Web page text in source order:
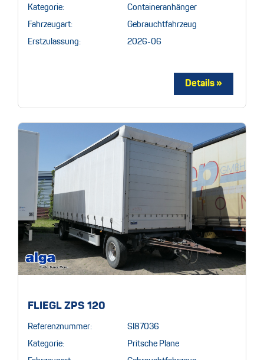
Kategorie: Containeranhänger
Fahrzeugart: Gebrauchtfahrzeug
Erstzulassung: 2026-06
FLIEGL ZPS 120
Referenznummer: SI87036
Kategorie: Pritsche Plane